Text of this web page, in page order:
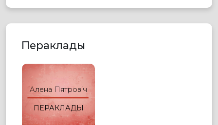
Пераклады
Алена Пятровіч
ПЕРАКЛАДЫ